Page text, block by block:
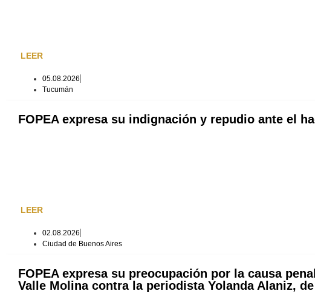
LEER
05.08.2026
Tucumán
FOPEA expresa su indignación y repudio ante el
LEER
02.08.2026
Ciudad de Buenos Aires
FOPEA expresa su preocupación por la causa
Valle Molina contra la periodista Yolanda Alaniz,